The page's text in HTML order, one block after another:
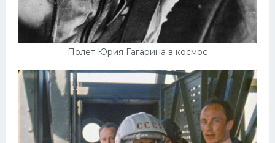
Полет Юрия Гагарина в космос